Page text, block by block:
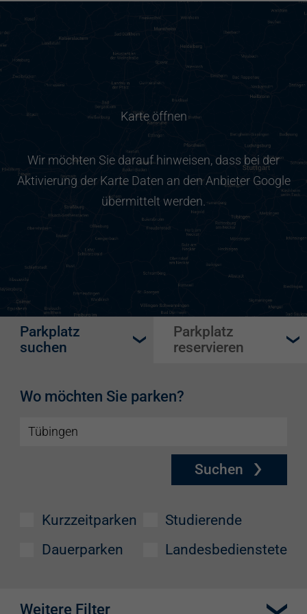
Karte öffnen
Wir möchten Sie darauf hinweisen, dass bei der
Aktivierung der Karte Daten an den Anbieter Google
übermittelt werden.
Parkplatz
suchen
Parkplatz
reservieren
Wo möchten Sie parken?
Suchen
Kurzzeitparken
Dauerparken
Studierende
Landesbedienstete
Weitere Filter